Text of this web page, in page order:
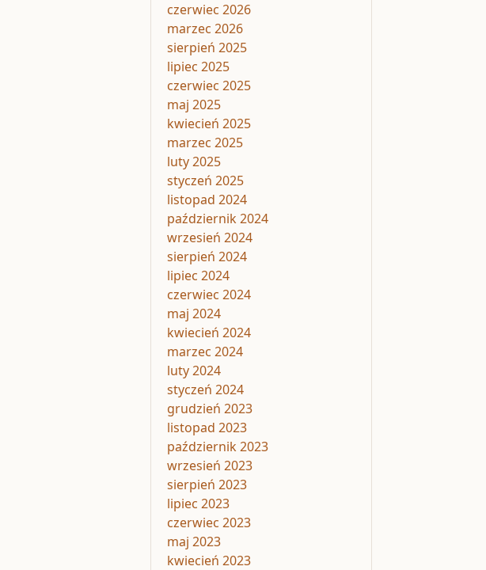
czerwiec 2026
marzec 2026
sierpień 2025
lipiec 2025
czerwiec 2025
maj 2025
kwiecień 2025
marzec 2025
luty 2025
styczeń 2025
listopad 2024
październik 2024
wrzesień 2024
sierpień 2024
lipiec 2024
czerwiec 2024
maj 2024
kwiecień 2024
marzec 2024
luty 2024
styczeń 2024
grudzień 2023
listopad 2023
październik 2023
wrzesień 2023
sierpień 2023
lipiec 2023
czerwiec 2023
maj 2023
kwiecień 2023